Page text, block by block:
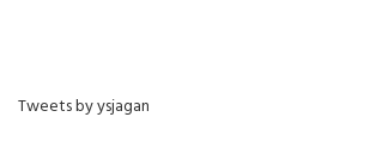
Tweets by ysjagan